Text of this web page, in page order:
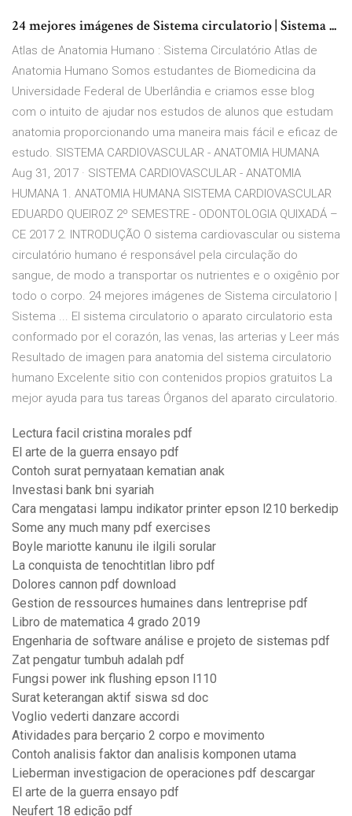
24 mejores imágenes de Sistema circulatorio | Sistema ...
Atlas de Anatomia Humano : Sistema Circulatório Atlas de
Anatomia Humano Somos estudantes de Biomedicina da
Universidade Federal de Uberlândia e criamos esse blog
com o intuito de ajudar nos estudos de alunos que estudam
anatomia proporcionando uma maneira mais fácil e eficaz de
estudo. SISTEMA CARDIOVASCULAR - ANATOMIA HUMANA
Aug 31, 2017 · SISTEMA CARDIOVASCULAR - ANATOMIA
HUMANA 1. ANATOMIA HUMANA SISTEMA CARDIOVASCULAR
EDUARDO QUEIROZ 2º SEMESTRE - ODONTOLOGIA QUIXADÁ –
CE 2017 2. INTRODUÇÃO O sistema cardiovascular ou sistema
circulatório humano é responsável pela circulação do
sangue, de modo a transportar os nutrientes e o oxigênio por
todo o corpo. 24 mejores imágenes de Sistema circulatorio |
Sistema ... El sistema circulatorio o aparato circulatorio esta
conformado por el corazón, las venas, las arterias y Leer más
Resultado de imagen para anatomia del sistema circulatorio
humano Excelente sitio con contenidos propios gratuitos La
mejor ayuda para tus tareas Órganos del aparato circulatorio.
Lectura facil cristina morales pdf
El arte de la guerra ensayo pdf
Contoh surat pernyataan kematian anak
Investasi bank bni syariah
Cara mengatasi lampu indikator printer epson l210 berkedip
Some any much many pdf exercises
Boyle mariotte kanunu ile ilgili sorular
La conquista de tenochtitlan libro pdf
Dolores cannon pdf download
Gestion de ressources humaines dans lentreprise pdf
Libro de matematica 4 grado 2019
Engenharia de software análise e projeto de sistemas pdf
Zat pengatur tumbuh adalah pdf
Fungsi power ink flushing epson l110
Surat keterangan aktif siswa sd doc
Voglio vederti danzare accordi
Atividades para berçario 2 corpo e movimento
Contoh analisis faktor dan analisis komponen utama
Lieberman investigacion de operaciones pdf descargar
El arte de la guerra ensayo pdf
Neufert 18 edição pdf